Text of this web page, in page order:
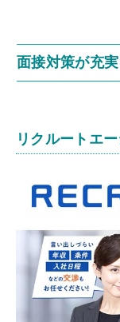
面接対策が充
リクルートエ